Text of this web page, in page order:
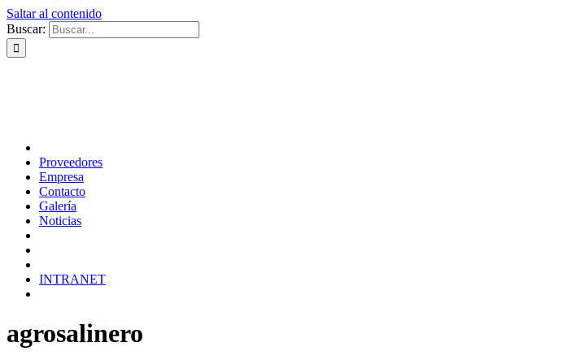
Saltar al contenido
Buscar:
Proveedores
Empresa
Contacto
Galería
Noticias
INTRANET
agrosalinero